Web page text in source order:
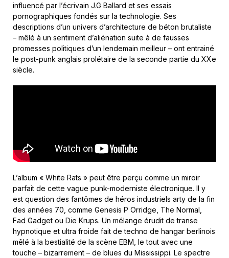
influencé par l’écrivain J.G Ballard et ses essais
pornographiques fondés sur la technologie. Ses
descriptions d’un univers d’architecture de béton brutaliste
– mêlé à un sentiment d’aliénation suite à de fausses
promesses politiques d’un lendemain meilleur – ont entrainé
le post-punk anglais prolétaire de la seconde partie du XXe
siècle.
L’album « White Rats » peut être perçu comme un miroir
parfait de cette vague punk-moderniste électronique. Il y
est question des fantômes de héros industriels arty de la fin
des années 70, comme Genesis P Orridge, The Normal,
Fad Gadget ou Die Krups. Un mélange érudit de transe
hypnotique et ultra froide fait de techno de hangar berlinois
mêlé à la bestialité de la scène EBM, le tout avec une
touche – bizarrement – de blues du Mississippi. Le spectre